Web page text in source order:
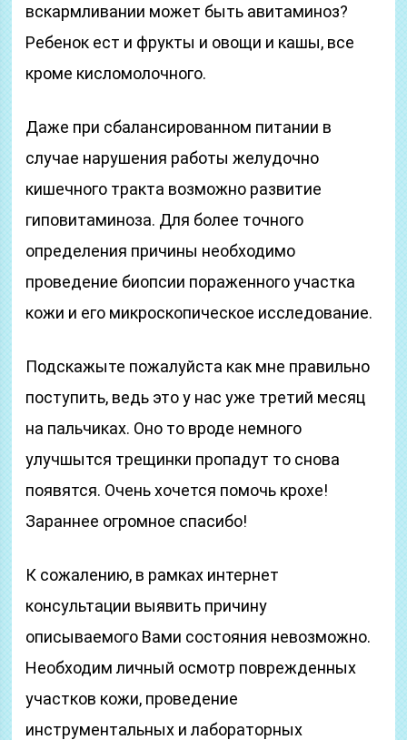
вскармливании может быть авитаминоз?
Ребенок ест и фрукты и овощи и кашы, все
кроме кисломолочного.
Даже при сбалансированном питании в
случае нарушения работы желудочно
кишечного тракта возможно развитие
гиповитаминоза. Для более точного
определения причины необходимо
проведение биопсии пораженного участка
кожи и его микроскопическое исследование.
Подскажыте пожалуйста как мне правильно
поступить, ведь это у нас уже третий месяц
на пальчиках. Оно то вроде немного
улучшытся трещинки пропадут то снова
появятся. Очень хочется помочь крохе!
Зараннее огромное спасибо!
К сожалению, в рамках интернет
консультации выявить причину
описываемого Вами состояния невозможно.
Необходим личный осмотр поврежденных
участков кожи, проведение
инструментальных и лабораторных